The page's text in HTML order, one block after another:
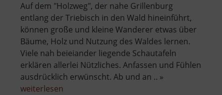
Auf dem "Holzweg", der nahe Grillenburg
entlang der Triebisch in den Wald hineinführt,
können große und kleine Wanderer etwas über
Bäume, Holz und Nutzung des Waldes lernen.
Viele nah beieiander liegende Schautafeln
erklären allerlei Nützliches. Anfassen und Fühlen
ausdrücklich erwünscht. Ab und an .. »
weiterlesen